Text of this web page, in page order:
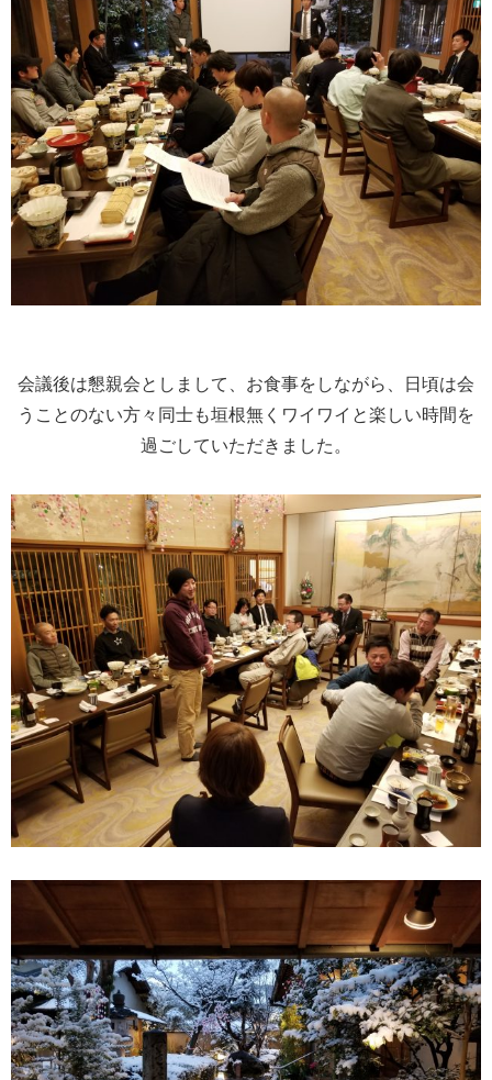
会議後は懇親会としまして、お食事をしながら、日頃は会
うことのない方々同士も垣根無くワイワイと楽しい時間を
過ごしていただきました。